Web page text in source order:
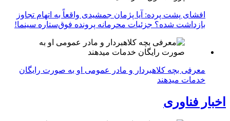
افشای پشت پرده: آیا پژمان جمشیدی واقعاً به اتهام تجاوز
بازداشت شده؟ جزئیات محرمانه پرونده فوق‌ستاره سینما!
معرفی بچه کلاهبردار و مادر عمومی او به صورت رایگان
خدمات میدهند
اخبار فناوری